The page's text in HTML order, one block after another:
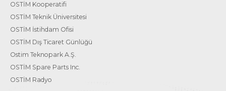
OSTİM Kooperatifi
OSTİM Teknik Üniversitesi
OSTİM İstihdam Ofisi
OSTİM Dış Ticaret Günlüğü
Ostim Teknopark A.Ş.
OSTİM Spare Parts Inc.
OSTİM Radyo